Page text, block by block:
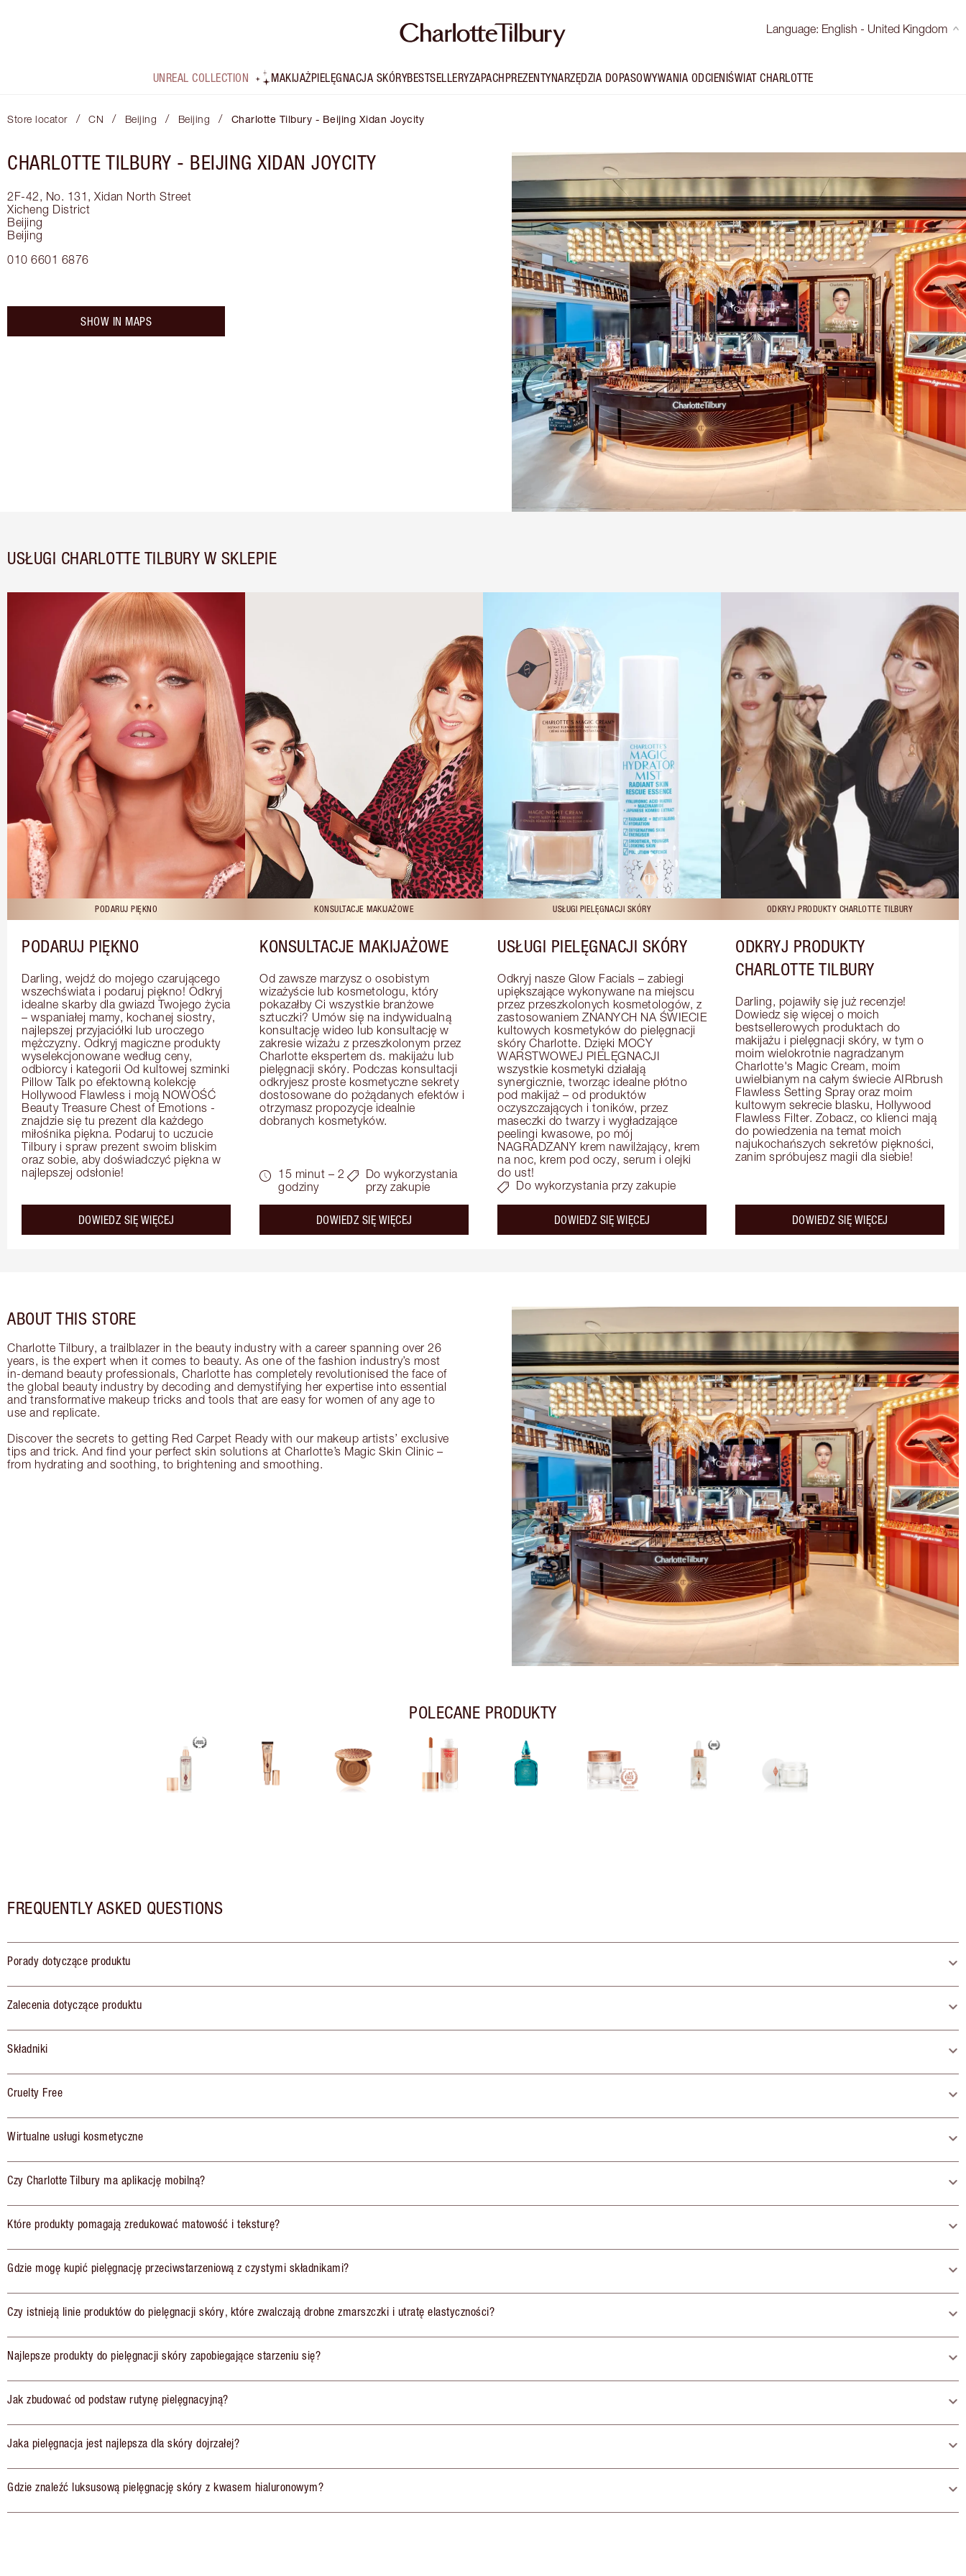
Language: English - United Kingdom
UNREAL COLLECTION MAKIJAŻPIELĘGNACJA SKÓRYBESTSELLERYZAPACHPREZENTYNARZĘDZIA DOPASOWYWANIA ODCIENIŚWIAT CHARLOTTE
Store locator / CN / Beijing / Beijing / Charlotte Tilbury - Beijing Xidan Joycity
CHARLOTTE TILBURY - BEIJING XIDAN JOYCITY
2F-42, No. 131, Xidan North Street
Xicheng District
Beijing
Beijing
010 6601 6876
SHOW IN MAPS
USŁUGI CHARLOTTE TILBURY W SKLEPIE
PODARUJ PIĘKNO
PODARUJ PIĘKNO
Darling, wejdź do mojego czarującego
wszechświata i podaruj piękno! Odkryj
idealne skarby dla gwiazd Twojego życia
– wspaniałej mamy, kochanej siostry,
najlepszej przyjaciółki lub uroczego
mężczyzny. Odkryj magiczne produkty
wyselekcjonowane według ceny,
odbiorcy i kategorii Od kultowej szminki
Pillow Talk po efektowną kolekcję
Hollywood Flawless i moją NOWOŚĆ
Beauty Treasure Chest of Emotions -
znajdzie się tu prezent dla każdego
miłośnika piękna. Podaruj to uczucie
Tilbury i spraw prezent swoim bliskim
oraz sobie, aby doświadczyć piękna w
najlepszej odsłonie!
DOWIEDZ SIĘ WIĘCEJ
KONSULTACJE MAKIJAŻOWE
KONSULTACJE MAKIJAŻOWE
Od zawsze marzysz o osobistym
wizażyście lub kosmetologu, który
pokazałby Ci wszystkie branżowe
sztuczki? Umów się na indywidualną
konsultację wideo lub konsultację w
zakresie wizażu z przeszkolonym przez
Charlotte ekspertem ds. makijażu lub
pielęgnacji skóry. Podczas konsultacji
odkryjesz proste kosmetyczne sekrety
dostosowane do pożądanych efektów i
otrzymasz propozycje idealnie
dobranych kosmetyków.
15 minut – 2
godziny
Do wykorzystania
przy zakupie
DOWIEDZ SIĘ WIĘCEJ
USŁUGI PIELĘGNACJI SKÓRY
USŁUGI PIELĘGNACJI SKÓRY
Odkryj nasze Glow Facials – zabiegi
upiększające wykonywane na miejscu
przez przeszkolonych kosmetologów, z
zastosowaniem ZNANYCH NA ŚWIECIE
kultowych kosmetyków do pielęgnacji
skóry Charlotte. Dzięki MOCY
WARSTWOWEJ PIELĘGNACJI
wszystkie kosmetyki działają
synergicznie, tworząc idealne płótno
pod makijaż – od produktów
oczyszczających i toników, przez
maseczki do twarzy i wygładzające
peelingi kwasowe, po mój
NAGRADZANY krem nawilżający, krem
na noc, krem pod oczy, serum i olejki
do ust!
Do wykorzystania przy zakupie
DOWIEDZ SIĘ WIĘCEJ
ODKRYJ PRODUKTY CHARLOTTE TILBURY
ODKRYJ PRODUKTY
CHARLOTTE TILBURY
Darling, pojawiły się już recenzje!
Dowiedz się więcej o moich
bestsellerowych produktach do
makijażu i pielęgnacji skóry, w tym o
moim wielokrotnie nagradzanym
Charlotte's Magic Cream, moim
uwielbianym na całym świecie AIRbrush
Flawless Setting Spray oraz moim
kultowym sekrecie blasku, Hollywood
Flawless Filter. Zobacz, co klienci mają
do powiedzenia na temat moich
najukochańszych sekretów piękności,
zanim spróbujesz magii dla siebie!
DOWIEDZ SIĘ WIĘCEJ
ABOUT THIS STORE
Charlotte Tilbury, a trailblazer in the beauty industry with a career spanning over 26
years, is the expert when it comes to beauty. As one of the fashion industry’s most
in-demand beauty professionals, Charlotte has completely revolutionised the face of
the global beauty industry by decoding and demystifying her expertise into essential
and transformative makeup tricks and tools that are easy for women of any age to
use and replicate.
Discover the secrets to getting Red Carpet Ready with our makeup artists’ exclusive
tips and trick. And find your perfect skin solutions at Charlotte’s Magic Skin Clinic –
from hydrating and soothing, to brightening and smoothing.
POLECANE PRODUKTY
FREQUENTLY ASKED QUESTIONS
Porady dotyczące produktu
Zalecenia dotyczące produktu
Składniki
Cruelty Free
Wirtualne usługi kosmetyczne
Czy Charlotte Tilbury ma aplikację mobilną?
Które produkty pomagają zredukować matowość i teksturę?
Gdzie mogę kupić pielęgnację przeciwstarzeniową z czystymi składnikami?
Czy istnieją linie produktów do pielęgnacji skóry, które zwalczają drobne zmarszczki i utratę elastyczności?
Najlepsze produkty do pielęgnacji skóry zapobiegające starzeniu się?
Jak zbudować od podstaw rutynę pielęgnacyjną?
Jaka pielęgnacja jest najlepsza dla skóry dojrzałej?
Gdzie znaleźć luksusową pielęgnację skóry z kwasem hialuronowym?